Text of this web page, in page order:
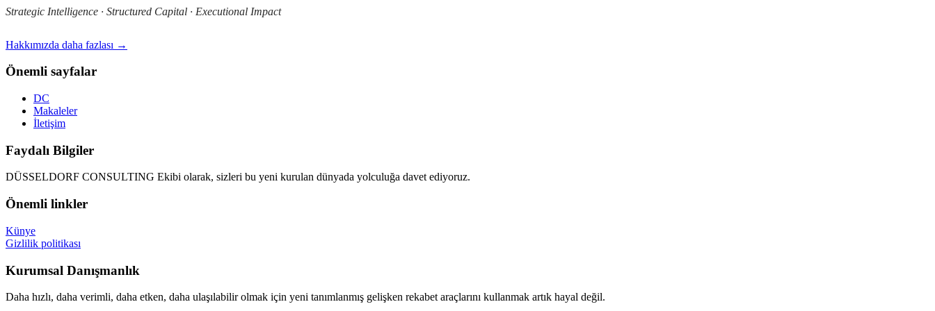
Strategic Intelligence · Structured Capital · Executional Impact
Hakkımızda daha fazlası →
Önemli sayfalar
DC
Makaleler
İletişim
Faydalı Bilgiler
DÜSSELDORF CONSULTING Ekibi olarak, sizleri bu yeni kurulan dünyada yolculuğa davet ediyoruz.
Önemli linkler
Künye
Gizlilik politikası
Kurumsal Danışmanlık
Daha hızlı, daha verimli, daha etken, daha ulaşılabilir olmak için yeni tanımlanmış gelişken rekabet araçlarını kullanmak artık hayal değil.